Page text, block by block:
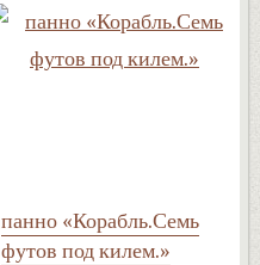
панно «Корабль.Семь
футов под килем.»